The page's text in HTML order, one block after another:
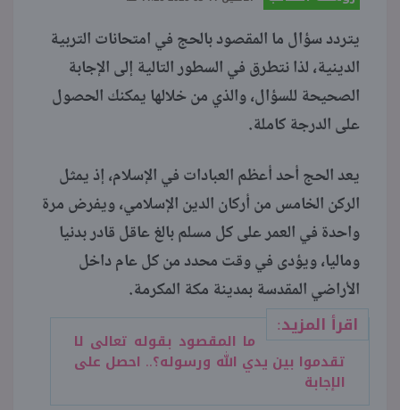
ملفات
يتردد سؤال ما المقصود بالحج في امتحانات التربية
الدينية، لذا نتطرق في السطور التالية إلى الإجابة
الصحيحة للسؤال، والذي من خلالها يمكنك الحصول
على الدرجة كاملة.
يعد الحج أحد أعظم العبادات في الإسلام، إذ يمثل
الركن الخامس من أركان الدين الإسلامي، ويفرض مرة
واحدة في العمر على كل مسلم بالغ عاقل قادر بدنيا
وماليا، ويؤدى في وقت محدد من كل عام داخل
الأراضي المقدسة بمدينة مكة المكرمة.
اقرأ المزيد:
ما المقصود بقوله تعالى لا
تقدموا بين يدي الله ورسوله؟.. احصل على
الإجابة